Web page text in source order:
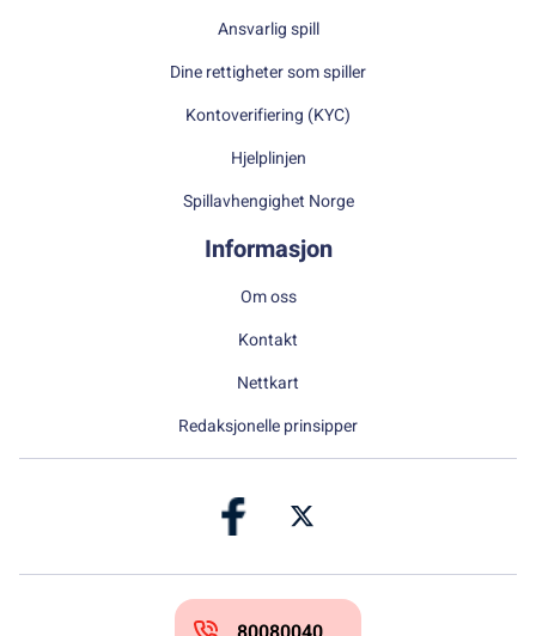
Ansvarlig spill
Dine rettigheter som spiller
Kontoverifiering (KYC)
Hjelplinjen
Spillavhengighet Norge
Informasjon
Om oss
Kontakt
Nettkart
Redaksjonelle prinsipper